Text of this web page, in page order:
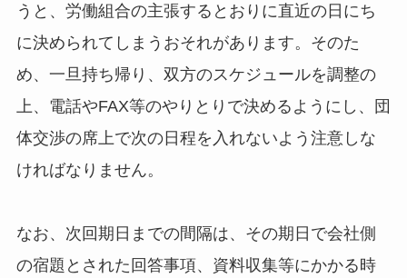
うと、労働組合の主張するとおりに直近の日にち
に決められてしまうおそれがあります。そのた
め、一旦持ち帰り、双方のスケジュールを調整の
上、電話やFAX等のやりとりで決めるようにし、団
体交渉の席上で次の日程を入れないよう注意しな
ければなりません。
なお、次回期日までの間隔は、その期日で会社側
の宿題とされた回答事項、資料収集等にかかる時